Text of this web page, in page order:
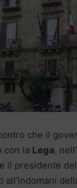
che il
con la Lega,
il presidente
all’indomani